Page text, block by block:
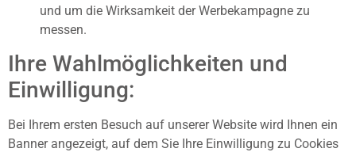
und um die Wirksamkeit der Werbekampagne zu
messen.
Ihre Wahlmöglichkeiten und
Einwilligung:
Bei Ihrem ersten Besuch auf unserer Website wird Ihnen ein
Banner angezeigt, auf dem Sie Ihre Einwilligung zu Cookies